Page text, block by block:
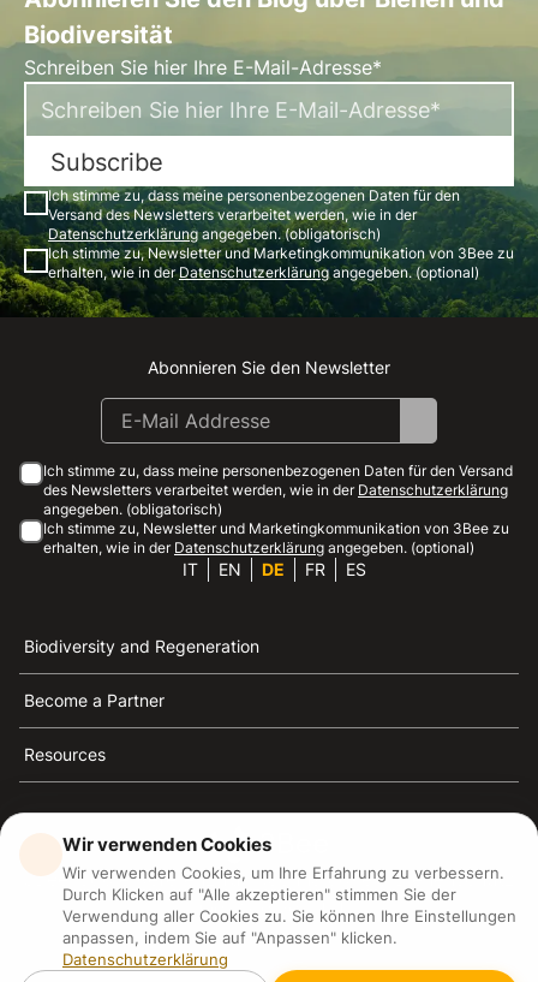
Biodiversität
Schreiben Sie hier Ihre E-Mail-Adresse*
Subscribe
Ich stimme zu, dass meine personenbezogenen Daten für den
Versand des Newsletters verarbeitet werden, wie in der
Datenschutzerklärungangegeben. (obligatorisch)
Ich stimme zu, Newsletter und Marketingkommunikation von 3Bee zu
erhalten, wie in derDatenschutzerklärungangegeben. (optional)
Instagram
Facebook
Linkedin
Youtube
Abonnieren Sie den Newsletter
Ich stimme zu, dass meine personenbezogenen Daten für den Versand
des Newsletters verarbeitet werden, wie in der Datenschutzerklärung
angegeben. (obligatorisch)
Ich stimme zu, Newsletter und Marketingkommunikation von 3Bee zu
erhalten, wie in der Datenschutzerklärung angegeben. (optional)
IT EN DE FR ES
Biodiversity and Regeneration
Become a Partner
Resources
3Bee ist die Referenz für Nachhaltigkeit, Bienenschutz
und Biodiversität
3Bee S.R.L Via Pastrengo 14, 20159, Milano (MI)
Wir verwenden Cookies
Wir verwenden Cookies, um Ihre Erfahrung zu verbessern.
Durch Klicken auf "Alle akzeptieren" stimmen Sie der
Verwendung aller Cookies zu. Sie können Ihre Einstellungen
anpassen, indem Sie auf "Anpassen" klicken.
Datenschutzerklärung